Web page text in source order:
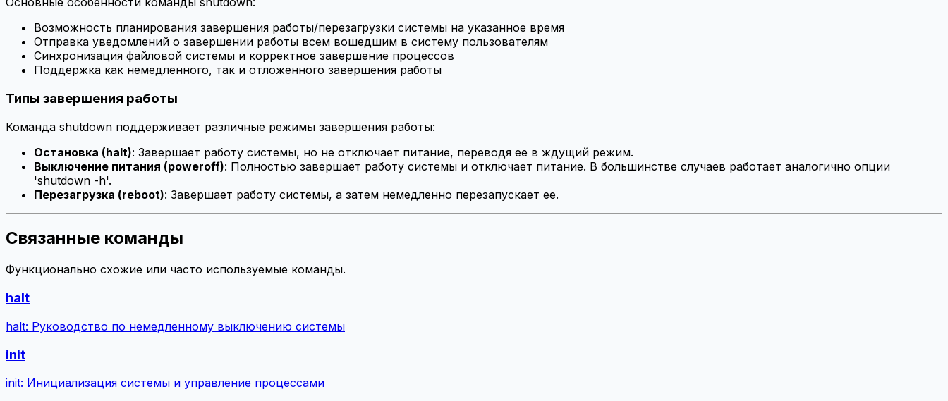
Возможность планирования завершения работы/перезагрузки системы на указанное время
Отправка уведомлений о завершении работы всем вошедшим в систему пользователям
Синхронизация файловой системы и корректное завершение процессов
Поддержка как немедленного, так и отложенного завершения работы
Типы завершения работы
Команда shutdown поддерживает различные режимы завершения работы:
Остановка (halt): Завершает работу системы, но не отключает питание, переводя ее в ждущий режим.
Выключение питания (poweroff): Полностью завершает работу системы и отключает питание. В большинстве случаев работает аналогично опции
'shutdown -h'.
Перезагрузка (reboot): Завершает работу системы, а затем немедленно перезапускает ее.
Связанные команды
Функционально схожие или часто используемые команды.
halt
halt: Руководство по немедленному выключению системы
init
init: Инициализация системы и управление процессами